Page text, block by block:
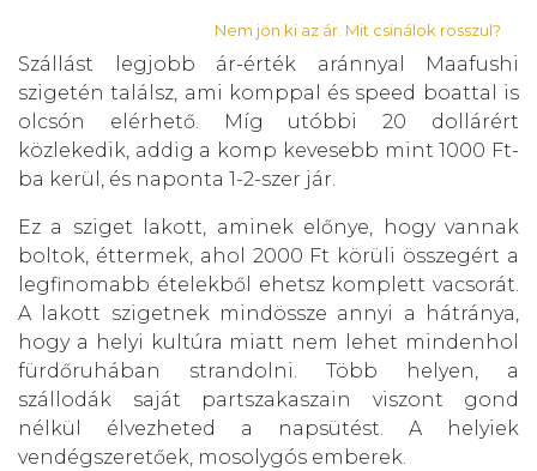
Nem jön ki az ár. Mit csinálok rosszul?
Szállást legjobb ár-érték aránnyal Maafushi
szigetén találsz, ami komppal és speed boattal is
olcsón elérhető. Míg utóbbi 20 dollárért
közlekedik, addig a komp kevesebb mint 1000 Ft-
ba kerül, és naponta 1-2-szer jár.
Ez a sziget lakott, aminek előnye, hogy vannak
boltok, éttermek, ahol 2000 Ft körüli összegért a
legfinomabb ételekből ehetsz komplett vacsorát.
A lakott szigetnek mindössze annyi a hátránya,
hogy a helyi kultúra miatt nem lehet mindenhol
fürdőruhában strandolni. Több helyen, a
szállodák saját partszakaszain viszont gond
nélkül élvezheted a napsütést. A helyiek
vendégszeretőek, mosolygós emberek.